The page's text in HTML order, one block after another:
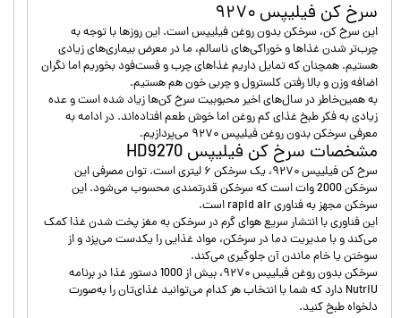
سرخ کن فیلیپس ۹۲۷۰
این سرخ کن، سرخکن بدون روغن فیلیپس است. این روزها با توجه به
چرب‌تر شدن غذاها و خوراکی‌های ناسالم، ما در معرض بیماری‌های زیادی
هستیم. همچنان که تمایل داریم غذاهای چرب و فست‌فود بخوریم اما نگران
اضافه وزن و بالا رفتن کلسترول و چربی خون هم هستیم.
به همین‌خاطر در سال‌های اخیر محبوبیت سرخ کن‌ها زیاد شده است و عده
زیادی به فکر طبخ غذای کم روغن اما خوش طعم افتاده‌اند. در ادامه به
معرفی سرخکن بدون روغن فیلیپس ۹۲۷۰ می‌پردازیم.
مشخصات سرخ کن فیلیپس HD9270
سرخ کن فیلیپس ۹۲۷۰، یک سرخکن ۶ لیتری است. توان مصرفی این
سرخکن 2000 وات است که سرخکن قدرتمندی محسوب می‌شود. این
سرخکن مجهز به فناوری rapid air است.
این فناوری با انتشار سریع هوای گرم در سرخکن به مغز پخت شدن غذا کمک
می‌کند و با مدیریت دما در سرخکن، مواد غذایی را یکدست می‌پزد و از
سوختن یا خام ماندن آن جلوگیری می‌کند.
سرخکن بدون روغن فیلیپس ۹۲۷۰، بیش از 1000 دستور غذا در برنامه
NutriU دارد که شما با انتخاب هر کدام می‌توانید غذای‌تان را به‌صورت
دلخواه طبخ کنید.